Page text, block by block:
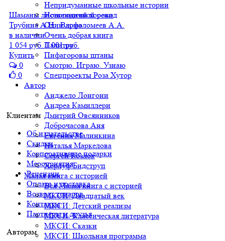
Непридуманные школьные истории
Новогодний хоровод
Один дома
Очень добрая книга
Палитра
Пифагоровы штаны
Смотрю. Играю. Узнаю
Спецпроекты Роза Хутор
Автор
Анджело Лонгони
Андреа Камиллери
Дмитрий Овсянников
Доброчасова Аня
Евгения Малинкина
Наталья Маркелова
Сергей Козлов
Херлуф Бидструп
Малая книга с историей
Вся Малая книга с историей
МКСИ: Двадцатый век
МКСИ: Детский реализм
МКСИ: Классическая литература
МКСИ: Сказки
МКСИ: Школьная программа
Шаманы лиственничной реки
Трубина А.Н., Варфоломеев А.А.
в наличии
1 054 руб. 1 001 руб.
Купить
0
0
Клиентам
Об издательстве
Скидки
Корпоративные подарки
Мероприятия
Рецензии
Оплата и доставка
Возврат товаров
Контакты
Партнёры и друзья
Авторам